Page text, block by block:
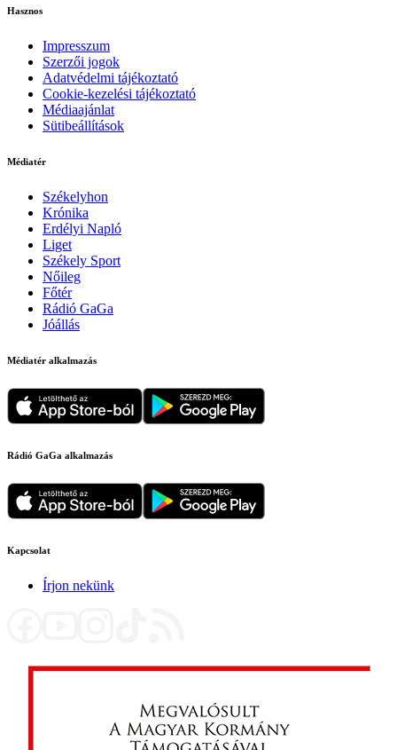
Hasznos
Impresszum
Szerzői jogok
Adatvédelmi tájékoztató
Cookie-kezelési tájékoztató
Médiaajánlat
Sütibeállítások
Médiatér
Székelyhon
Krónika
Erdélyi Napló
Liget
Székely Sport
Nőileg
Főtér
Rádió GaGa
Jóállás
Médiatér alkalmazás
Rádió GaGa alkalmazás
Kapcsolat
Írjon nekünk